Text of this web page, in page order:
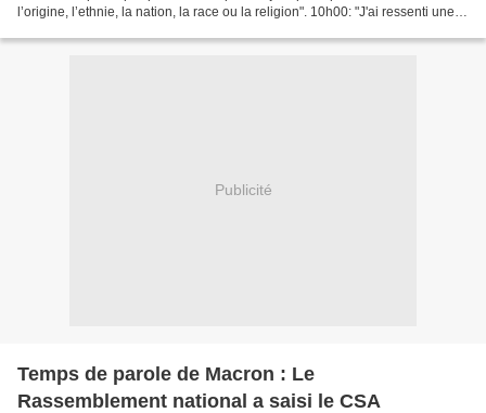
l’origine, l’ethnie, la nation, la race ou la religion". 10h00: "J'ai ressenti une
Publicité
Temps de parole de Macron : Le
Rassemblement national a saisi le CSA